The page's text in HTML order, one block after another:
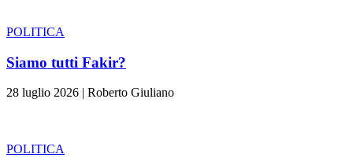
POLITICA
Siamo tutti Fakir?
28 luglio 2026 | Roberto Giuliano
POLITICA